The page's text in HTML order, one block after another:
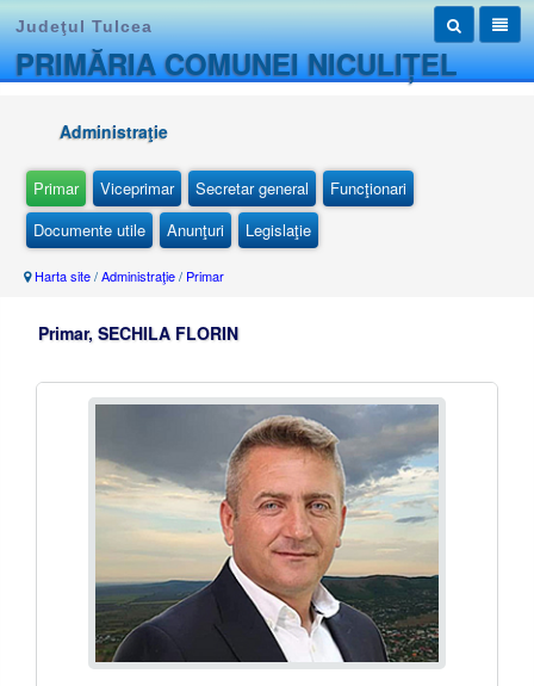
Judeţul Tulcea
PRIMĂRIA COMUNEI NICULIȚEL
Administraţie
Primar Viceprimar Secretar general
Funcţionari
Documente utile
Anunţuri Legislaţie
Harta site/Administraţie/ Primar
Primar, SECHILA FLORIN